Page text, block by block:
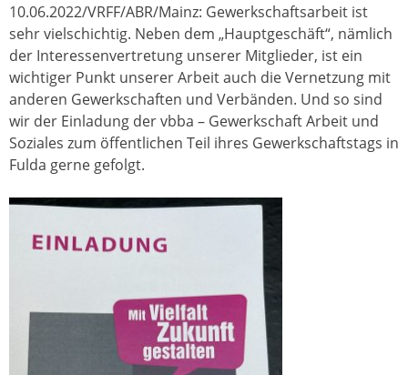
10.06.2022/VRFF/ABR/Mainz: Gewerkschaftsarbeit ist
sehr vielschichtig. Neben dem „Hauptgeschäft“, nämlich
der Interessenvertretung unserer Mitglieder, ist ein
wichtiger Punkt unserer Arbeit auch die Vernetzung mit
anderen Gewerkschaften und Verbänden. Und so sind
wir der Einladung der vbba – Gewerkschaft Arbeit und
Soziales zum öffentlichen Teil ihres Gewerkschaftstags in
Fulda gerne gefolgt.